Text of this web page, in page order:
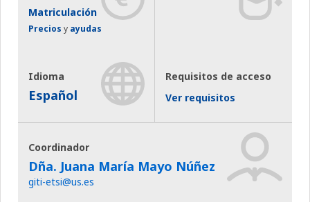
Matriculación
Precios y ayudas
Idioma
Español
Requisitos de acceso
Ver requisitos
Coordinador
Dña. Juana María Mayo Núñez
giti-etsi@us.es